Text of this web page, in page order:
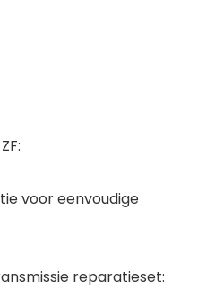
voor eenvoudige
reparatieset: